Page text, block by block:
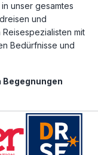
unser gesamtes
und
mit
Bedürfnisse und